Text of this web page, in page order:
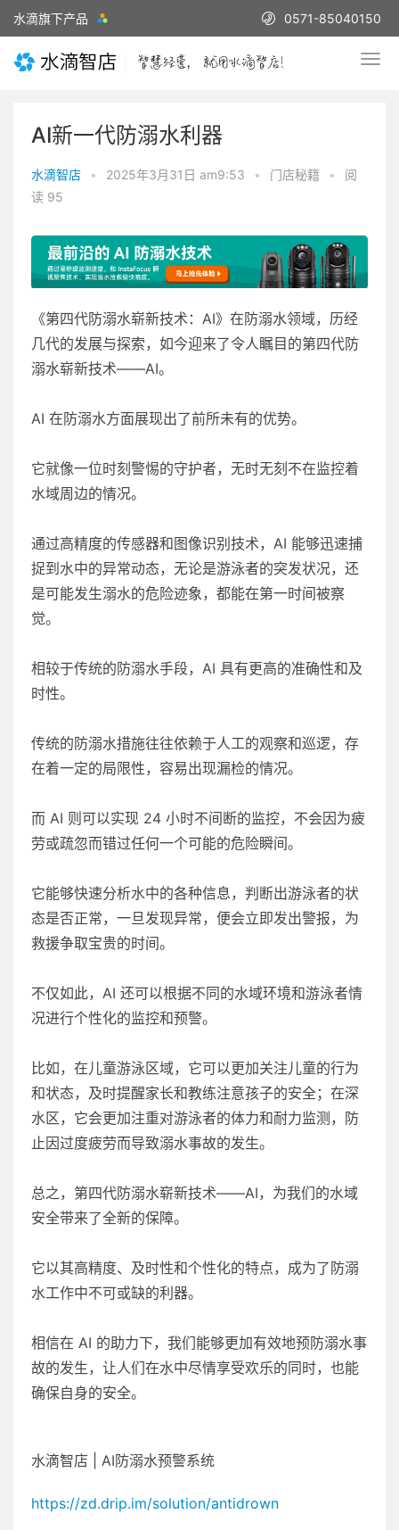
水滴旗下产品 0571-85040150
AI新一代防溺水利器
水滴智店 • 2025年3月31日 am9:53 • 门店秘籍 •
阅
读 95
《第四代防溺水崭新技术：AI》在防溺水领域，历经
几代的发展与探索，如今迎来了令人瞩目的第四代防
溺水崭新技术——AI。
AI 在防溺水方面展现出了前所未有的优势。
它就像一位时刻警惕的守护者，无时无刻不在监控着
水域周边的情况。
通过高精度的传感器和图像识别技术，AI 能够迅速捕
捉到水中的异常动态，无论是游泳者的突发状况，还
是可能发生溺水的危险迹象，都能在第一时间被察
觉。
相较于传统的防溺水手段，AI 具有更高的准确性和及
时性。
传统的防溺水措施往往依赖于人工的观察和巡逻，存
在着一定的局限性，容易出现漏检的情况。
而 AI 则可以实现 24 小时不间断的监控，不会因为疲
劳或疏忽而错过任何一个可能的危险瞬间。
它能够快速分析水中的各种信息，判断出游泳者的状
态是否正常，一旦发现异常，便会立即发出警报，为
救援争取宝贵的时间。
不仅如此，AI 还可以根据不同的水域环境和游泳者情
况进行个性化的监控和预警。
比如，在儿童游泳区域，它可以更加关注儿童的行为
和状态，及时提醒家长和教练注意孩子的安全；在深
水区，它会更加注重对游泳者的体力和耐力监测，防
止因过度疲劳而导致溺水事故的发生。
总之，第四代防溺水崭新技术——AI，为我们的水域
安全带来了全新的保障。
它以其高精度、及时性和个性化的特点，成为了防溺
水工作中不可或缺的利器。
相信在 AI 的助力下，我们能够更加有效地预防溺水事
故的发生，让人们在水中尽情享受欢乐的同时，也能
确保自身的安全。
水滴智店 | AI防溺水预警系统
https://zd.drip.im/solution/antidrown